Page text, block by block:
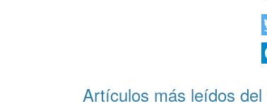
Artículos más leídos